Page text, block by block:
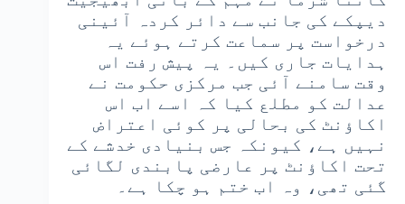
دیپکے کی جانب سے دائر کردہ آئینی
درخواست پر سماعت کرتے ہوئے یہ
ہدایات جاری کیں۔ یہ پیش رفت اس
وقت سامنے آئی جب مرکزی حکومت نے
عدالت کو مطلع کیا کہ اسے اب اس
اکاؤنٹ کی بحالی پر کوئی اعتراض
نہیں ہے، کیونکہ جس بنیادی خدشے کے
تحت اکاؤنٹ پر عارضی پابندی لگائی
گئی تھی، وہ اب ختم ہو چکا ہے۔